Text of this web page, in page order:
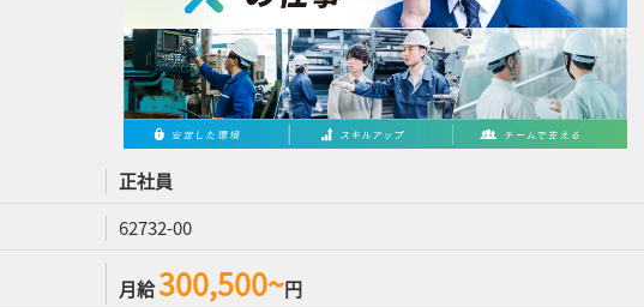
正社員
62732-00
月給300,500~円